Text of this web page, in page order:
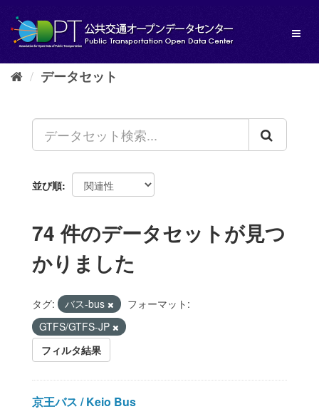
し
データセット
並び順
74 件のデータセットが見つ
かりました
タグ: バス-bus
フォーマット:
GTFS/GTFS-JP
フィルタ結果
京王バス / Keio Bus